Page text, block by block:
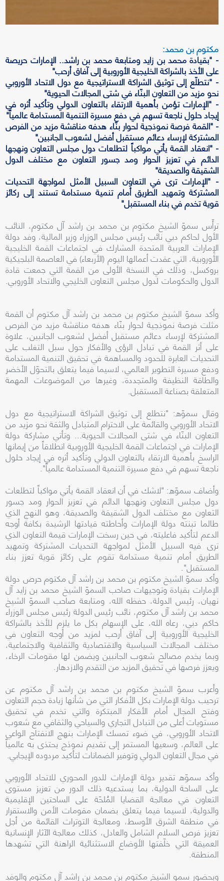
مكتوم بن محمد:
- "بقيادة محمد بن زايد ومتابعة محمد بن راشد.. الإمارات حريصة
على الأخذ بالشراكة الخليجية الأوروبية إلى آفاق أرحب"
- "نتطلّع إلى توثيق الشراكة الاستراتيجية مع دول الاتحاد الأوروبي
نحو مزيد من التعاون البنّاء في شتى المجالات الحيوية"
- "الإمارات تؤمن بأهمية الارتقاء بالتعاون الدولي وتأكيد أثره في
إيجاد حلول ناجعة تسهم في دفع مسيرة التنمية المستدامة عالمياً"
- "القمة فرصة نموذجية لحوار بنّاء هدفه مناقشة مزيد من الفرص
المشتركة لإرساء دعائم مستقبل أفضل لشعوب الجانبين"
- "انعقاد القمة يأتي مواكباً لتطلعات دول مجلس التعاون ونهجها
الدائم في تعزيز الحوار ومد جسور التعاون مع مختلف الدول
الشقيقة والصديقة"
- "الإمارات ترى في التعاون السبيل الأمثل لمواجهة التحديات
المشتركة وتمهيد الطريق أمام تنمية مستدامة تستند إلى ركائز
قوية تخدم في بناء المستقبل"
ترأّس سموّ الشيخ مكتوم بن محمد بن راشد آل مكتوم، النائب
الأول لحاكم دبي نائب رئيس مجلس الوزراء وزير المالية، وفد دولة
الإمارات العربية المتحدة المشارك في اجتماعات القمة الخليجية
الأوروبية، التي عقدت أعمالها اليوم (الأربعاء) في العاصمة البلجيكية
بروكسل، وذلك في النسخة الأولى من القمة التي جمعت قادة
الدول والحكومات لدول مجلس التعاون الخليجي والاتحاد الأوروبي.
وأكد سموّ الشيخ مكتوم بن محمد بن راشد آل مكتوم أن القمة
مثلت فرصة نموذجية لحوار بنّاء هدفه مناقشة مزيد من الفرص
المشتركة لإرساء دعائم مستقبل أفضل لشعوب الجانبين، علاوة
على أثر القمة في تبادل الرؤى والأفكار حول سبل التغلب على
التحديات العابرة للحدود والمساهمة في تحقيق التنمية المستدامة
ودفع مسيرة التطوير العالمي، لاسيما فيما يتعلق بالتحوّل الأخضر
والطاقة النظيفة والمتجددة، وغيرها من الموضوعات المهمة
المتعلقة بصناعة المستقبل.
وقال سموّه: "نتطلع إلى توثيق الشراكة الاستراتيجية مع دول
الاتحاد الأوروبي والقائمة على الاحترام المتبادل والثقة نحو مزيد من
التعاون البنّاء في شتى المجالات الحيوية... وتأتي مشاركة دولة
الإمارات في اجتماعات القمة الخليجية الأوروبية انطلاقاً من إيمانها
الراسخ بأهمية الارتقاء بالتعاون الدولي وتأكيد أثره في إيجاد حلول
ناجعة تسهم في دفع مسيرة التنمية المستدامة عالمياً".
وأضاف سموّه: "لاشك في أن انعقاد القمة يأتي مواكباً لتطلعات
دول مجلس التعاون ونهجها الدائم في تعزيز الحوار ومد جسور
التعاون مع مختلف الدول الشقيقة والصديقة، وهو النهج الذي
طالما تبنته دولة الإمارات وأحاطته قيادتها الرشيدة بكافة أوجه
الدعم لتأكيد فاعليته، في حين رسخت الإمارات قيمة التعاون الذي
ترى فيه السبيل الأمثل لمواجهة التحديات المشتركة وتمهيد
الطريق أمام تنمية مستدامة تقوم على ركائز قوية تعزز بناء
المستقبل".
وأكد سموّ الشيخ مكتوم بن محمد بن راشد آل مكتوم حرص دولة
الإمارات بقيادة وتوجيهات صاحب السموّ الشيخ محمد بن زايد آل
نهيان، رئيس الدولة، حفظه الله، ومتابعة صاحب السموّ الشيخ
محمد بن راشد آل مكتوم، نائب رئيس الدولة رئيس مجلس الوزراء
حاكم دبي، رعاه الله، على الإسهام بكل ما يلزم للأخذ بالشراكة
الخليجية الأوروبية إلى آفاق أرحب لمزيد من أوجه التعاون في
مختلف المجالات السياسية والاقتصادية والثقافية والاجتماعية،
وبما يخدم مصالح شعوب الجانبين ويضمن لها مقومات الرخاء،
ويعزز فرصها في تحقيق المزيد من التقدم والازدهار.
وأعرب سموّ الشيخ مكتوم بن محمد بن راشد آل مكتوم عن
ترحيب دولة الإمارات بكل الأفكار التي من شأنها زيادة حجم التعاون
وفتح المجال أمام الأفكار المبتكرة والتي تخدم في تحقيق
مستويات أعلى من التبادل التجاري والسياحي والثقافي مع شعوب
الاتحاد الأوروبي، في ضوء تمسك الإمارات بنهج الانفتاح الواعي
على العالم، وسعيها المستمر إلى تقديم نموذج يحتذى به عالمياً
في مجال التعاون الدولي وتوفير الضمانات لتأكيد مردوده الإيجابي.
وأكد سموّه تقدير دولة الإمارات للدور المحوري للاتحاد الأوروبي
على الساحة الدولية، بما يستدعيه ذلك الدور من تعزيز مستوى
التعاون في معالجة القضايا المُلحّة على الساحتين الإقليمية
والدولية، لاسيما فيما يتعلق بضمان مقومات الأمن والاستقرار
في منطقة الشرق الأوسط، ومعالجة التوترات القائمة من أجل
تعزيز فرص السلام الشامل والعادل، كذلك معالجة الآثار الإنسانية
العميقة التي خلّفتها الأوضاع الاستثنائية الراهنة التي تشهدها
المنطقة.
وبحضور سمو الشيخ مكتوم بن محمد بن راشد آل مكتوم والوفد